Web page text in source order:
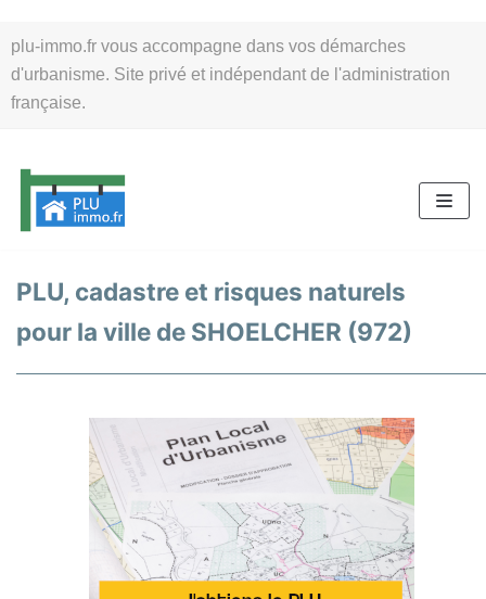
plu-immo.fr vous accompagne dans vos démarches
d'urbanisme. Site privé et indépendant de l'administration
française.
au
contenu
PLU, cadastre et risques naturels
pour la ville de SHOELCHER (972)